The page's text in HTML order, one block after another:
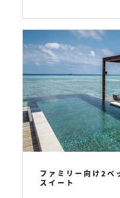
ファミリー向け2ベ
スイート